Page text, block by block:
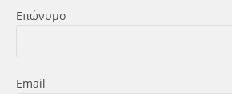
Επώνυμο
Εmail